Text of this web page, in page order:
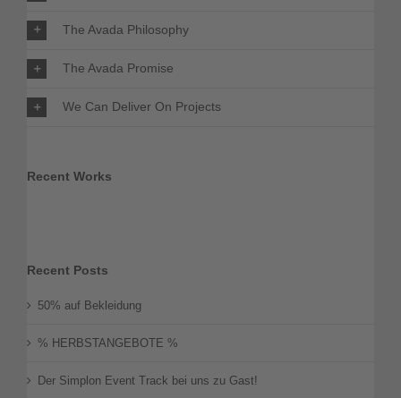
The Avada Philosophy
The Avada Promise
We Can Deliver On Projects
Recent Works
Recent Posts
50% auf Bekleidung
% HERBSTANGEBOTE %
Der Simplon Event Track bei uns zu Gast!